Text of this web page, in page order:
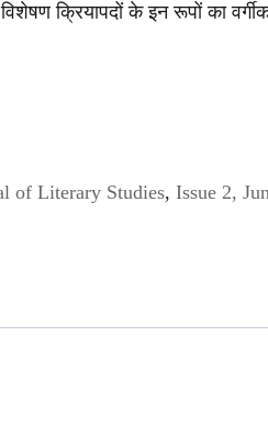
क्रियापदों के इन रूपों का
of Literary Studies, Issue 2,